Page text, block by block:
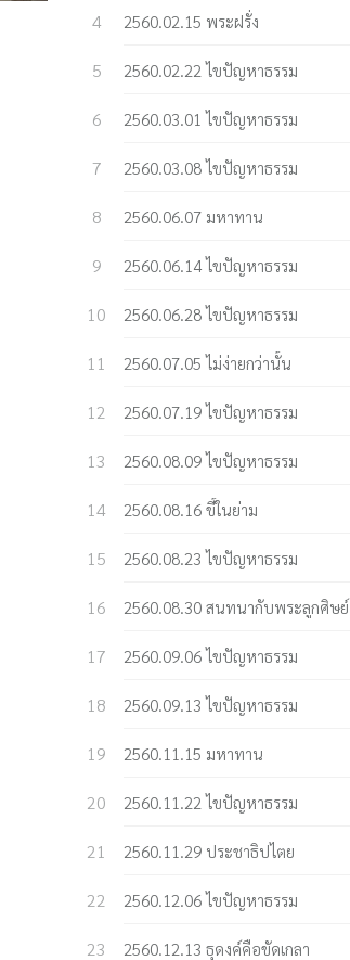
2560.02.15 พระฝรั่ง
2560.02.22 ไขปัญหาธรรม
2560.03.01 ไขปัญหาธรรม
2560.03.08 ไขปัญหาธรรม
2560.06.07 มหาทาน
2560.06.14 ไขปัญหาธรรม
2560.06.28 ไขปัญหาธรรม
2560.07.05 ไม่ง่ายกว่านั้น
2560.07.19 ไขปัญหาธรรม
2560.08.09 ไขปัญหาธรรม
2560.08.16 ขี้ในย่าม
2560.08.23 ไขปัญหาธรรม
2560.08.30 สนทนากับพระลูกศิษย์
2560.09.06 ไขปัญหาธรรม
2560.09.13 ไขปัญหาธรรม
2560.11.15 มหาทาน
2560.11.22 ไขปัญหาธรรม
2560.11.29 ประชาธิปไตย
2560.12.06 ไขปัญหาธรรม
2560.12.13 ธุดงค์คือขัดเกลา